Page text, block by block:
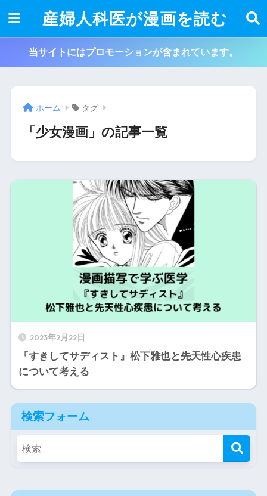
産婦人科医が漫画を読む
当サイトにはプロモーションが含まれています。
ホーム タグ
「少女漫画」の記事一覧
2023年2月22日
『すきしてサディスト』松下雅也と先天性心疾患
について考える
検索フォーム